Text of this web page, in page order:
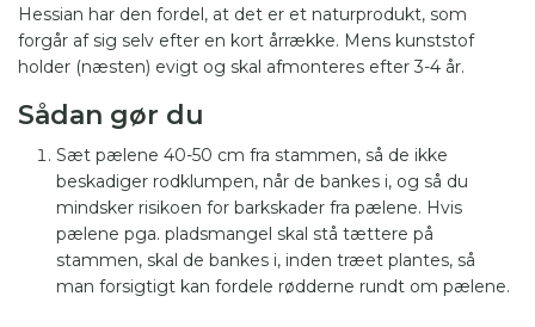
Hessian har den fordel, at det er et naturprodukt, som
forgår af sig selv efter en kort årrække. Mens kunststof
holder (næsten) evigt og skal afmonteres efter 3-4 år.
Sådan gør du
Sæt pælene 40-50 cm fra stammen, så de ikke
beskadiger rodklumpen, når de bankes i, og så du
mindsker risikoen for barkskader fra pælene. Hvis
pælene pga. pladsmangel skal stå tættere på
stammen, skal de bankes i, inden træet plantes, så
man forsigtigt kan fordele rødderne rundt om pælene.